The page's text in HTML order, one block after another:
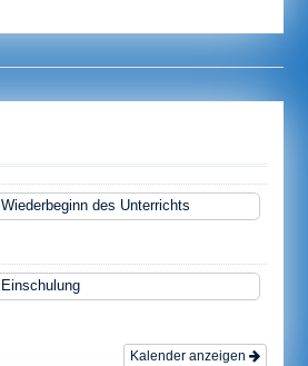
Wiederbeginn des Unterrichts
Einschulung
Kalender anzeigen